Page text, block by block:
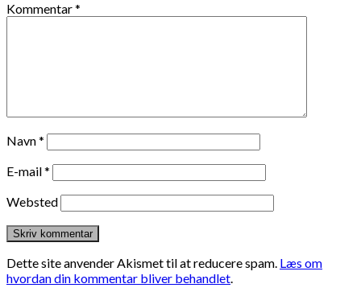
Kommentar*
Navn*
E-mail*
Websted
Dette site anvender Akismet til at reducere spam. Læs om
hvordan din kommentar bliver behandlet.